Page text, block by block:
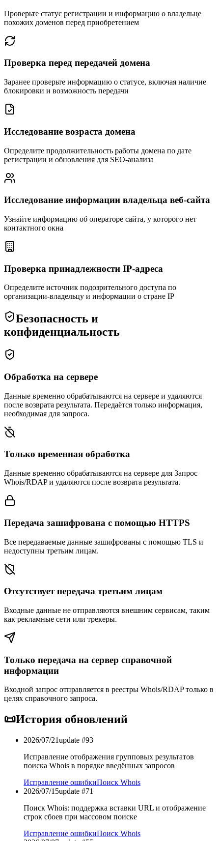
Проверьте статус регистрации и информацию о владельце
похожих доменов перед приобретением
Проверка перед передачей домена
Заранее проверьте информацию о статусе, включая наличие
блокировки и возможность передачи
Исследование возраста домена
Определите продолжительность работы домена по дате
регистрации и обновления для SEO-анализа
Исследование информации владельца веб-сайта
Узнайте информацию об операторе сайта, у которого нет
контактного окна
Проверка принадлежности IP-адреса
Определите источник подозрительного доступа по
организации-владельцу и информации о стране IP
Безопасность и
конфиденциальность
Обработка на сервере
Данные временно обрабатываются на сервере и удаляются
после возврата результата. Передаётся только информация,
необходимая для запроса.
Только временная обработка
Данные временно обрабатываются на сервере для Запрос
Whois/RDAP и удаляются после возврата результата.
Передача зашифрована с помощью HTTPS
Все передаваемые данные зашифрованы с помощью TLS и
недоступны третьим лицам.
Отсутствует передача третьим лицам
Входные данные не отправляются внешним сервисам, таким
как рекламные сети или трекеры.
Только передача на сервер справочной
информации
Входной запрос отправляется в реестры Whois/RDAP только в
целях справочного запроса.
📜История обновлений
2026/07/21update #93
Исправление отображения групповых результатов
поиска Whois в порядке введённых запросов
Исправление ошибкиПоиск Whois
2026/07/15update #71
Поиск Whois: поддержка вставки URL и отображение
строк сбоев при массовом поиске
Исправление ошибкиПоиск Whois